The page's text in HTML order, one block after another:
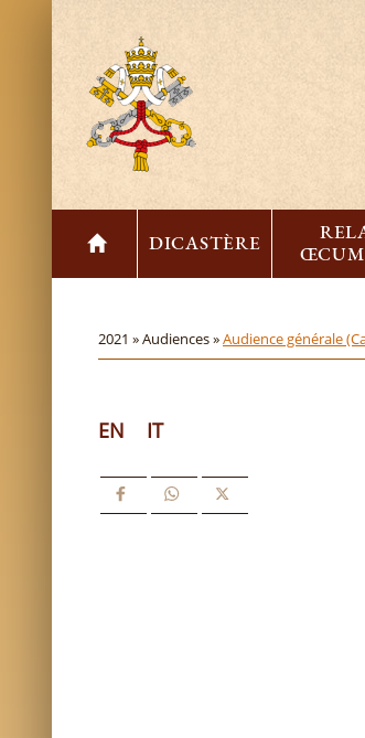
DICASTÈRE
2021 »Audiences »Audience générale
EN IT